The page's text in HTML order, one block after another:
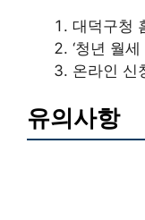
대덕구청
‘청년 월
온라인 신
유의사항